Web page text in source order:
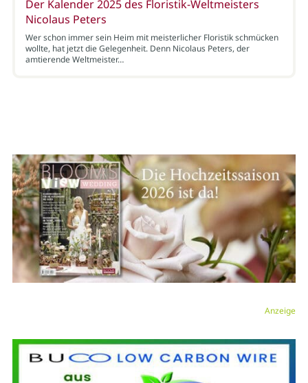
Der Kalender 2025 des Floristik-Weltmeisters
Nicolaus Peters
Wer schon immer sein Heim mit meisterlicher Floristik schmücken
wollte, hat jetzt die Gelegenheit. Denn Nicolaus Peters, der
amtierende Weltmeister…
Anzeige